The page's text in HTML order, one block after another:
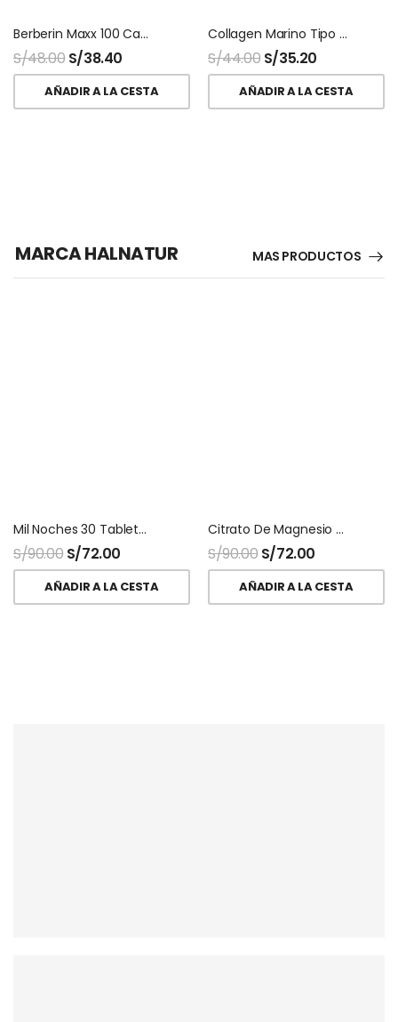
Berberin Maxx 100 Capsulas Naturalmaxx
S/48.00 S/38.40
AÑADIR A LA CESTA
Collagen Marino Tipo 2 + Biotina 100 Capsulas Naturalmaxx
S/44.00 S/35.20
AÑADIR A LA CESTA
MARCA HALNATUR MAS PRODUCTOS
Mil Noches 30 Tabletas HNhalnatur
S/90.00 S/72.00
AÑADIR A LA CESTA
Citrato De Magnesio Halnatur Doypack
S/90.00 S/72.00
AÑADIR A LA CESTA